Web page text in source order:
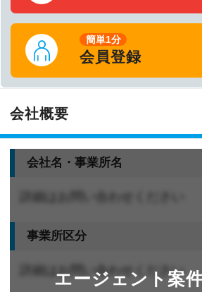
簡単1分
会員登録
会社概要
エージェント案
会社名・事業所名
事業所区分
詳細はお問い合わせください